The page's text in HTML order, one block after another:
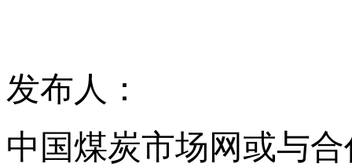
发布人：
中国煤炭市场网或与